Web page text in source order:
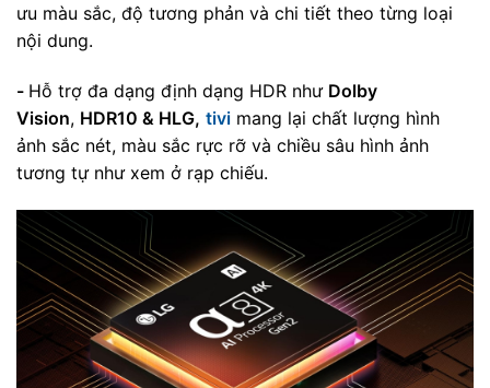
ưu màu sắc, độ tương phản và chi tiết theo từng loại
nội dung.
- Hỗ trợ đa dạng định dạng HDR như Dolby
Vision, HDR10 & HLG, tivi mang lại chất lượng hình
ảnh sắc nét, màu sắc rực rỡ và chiều sâu hình ảnh
tương tự như xem ở rạp chiếu.